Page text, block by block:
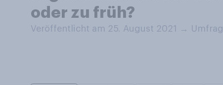
oder zu früh?
Veröffentlicht am 25. August 2021 →